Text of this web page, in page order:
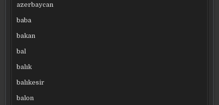
azerbaycan
baba
bakan
bal
balık
balıkesir
balon